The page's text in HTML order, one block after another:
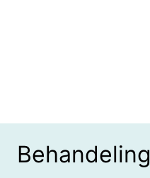
Behandeling